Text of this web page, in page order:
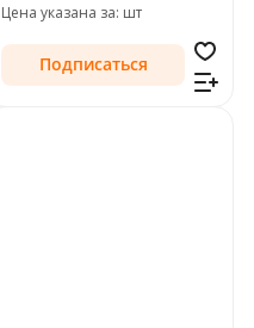
Цена указана за: шт
Подписаться